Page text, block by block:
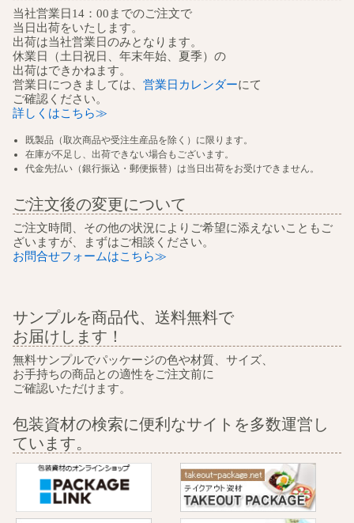
当社営業日14：00までのご注文で
当日出荷をいたします。
出荷は当社営業日のみとなります。
休業日（土日祝日、年末年始、夏季）の
出荷はできかねます。
営業日につきましては、 営業日カレンダーにて
ご確認ください。
詳しくはこちら≫
既製品（取次商品や受注生産品を除く）に限ります。
在庫が不足し、出荷できない場合もございます。
代金先払い（銀行振込・郵便振替）は当日出荷をお受けできません。
ご注文後の変更について
ご注文時間、その他の状況によりご希望に添えないこともご
ざいますが、まずはご相談ください。
お問合せフォームはこちら≫
サンプルを商品代、送料無料で
お届けします！
無料サンプルでパッケージの色や材質、サイズ、
お手持ちの商品との適性をご注文前に
ご確認いただけます。
包装資材の検索に便利なサイトを多数運営し
ています。